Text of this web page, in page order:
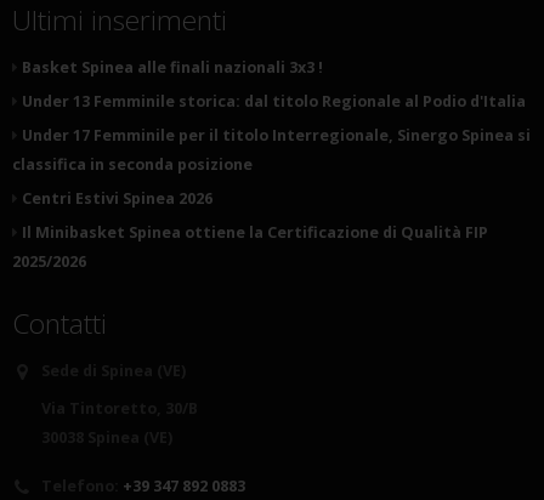
Ultimi inserimenti
Basket Spinea alle finali nazionali 3x3 !
Under 13 Femminile storica: dal titolo Regionale al Podio d'Italia
Under 17 Femminile per il titolo Interregionale, Sinergo Spinea si
classifica in seconda posizione
Centri Estivi Spinea 2026
Il Minibasket Spinea ottiene la Certificazione di Qualità FIP
2025/2026
Contatti
+39 347 892 0883